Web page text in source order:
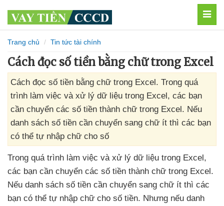
Trang chủ Tin tức tài chính
Cách đọc số tiền bằng chữ trong Excel
Cách đọc số tiền bằng chữ trong Excel. Trong quá
trình làm việc và xử lý dữ liệu trong Excel, các bạn
cần chuyển các số tiền thành chữ trong Excel. Nếu
danh sách số tiền cần chuyển sang chữ ít thì các bạn
có thể tự nhập chữ cho số
Trong quá trình làm việc và xử lý dữ liệu trong Excel,
các bạn cần chuyển các số tiền thành chữ trong Excel.
Nếu danh sách số tiền cần chuyển sang chữ ít thì các
bạn có thể tự nhập chữ cho số tiền. Nhưng nếu danh